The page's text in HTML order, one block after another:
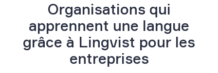
Organisations qui
apprennent une langue
grâce à Lingvist pour les
entreprises